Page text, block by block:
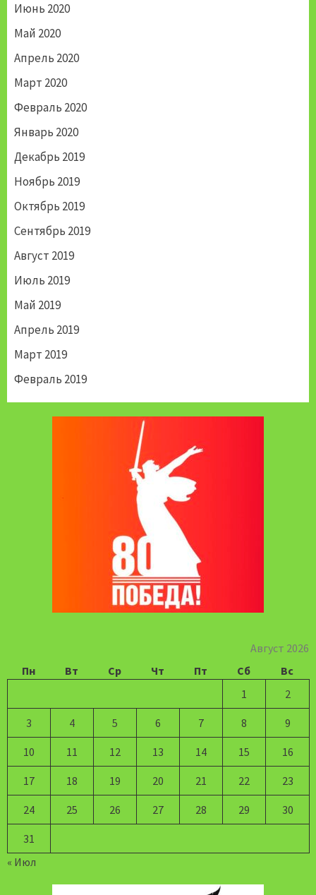
Июнь 2020
Май 2020
Апрель 2020
Март 2020
Февраль 2020
Январь 2020
Декабрь 2019
Ноябрь 2019
Октябрь 2019
Сентябрь 2019
Август 2019
Июль 2019
Май 2019
Апрель 2019
Март 2019
Февраль 2019
Август 2026
Пн
Вт Ср Чт Пт Сб
Вс
1
2
3 4 5 6 7 8 9
10 11 12 13 14 15 16
17 18 19 20 21 22 23
24 25 26 27 28 29 30
31
« Июл